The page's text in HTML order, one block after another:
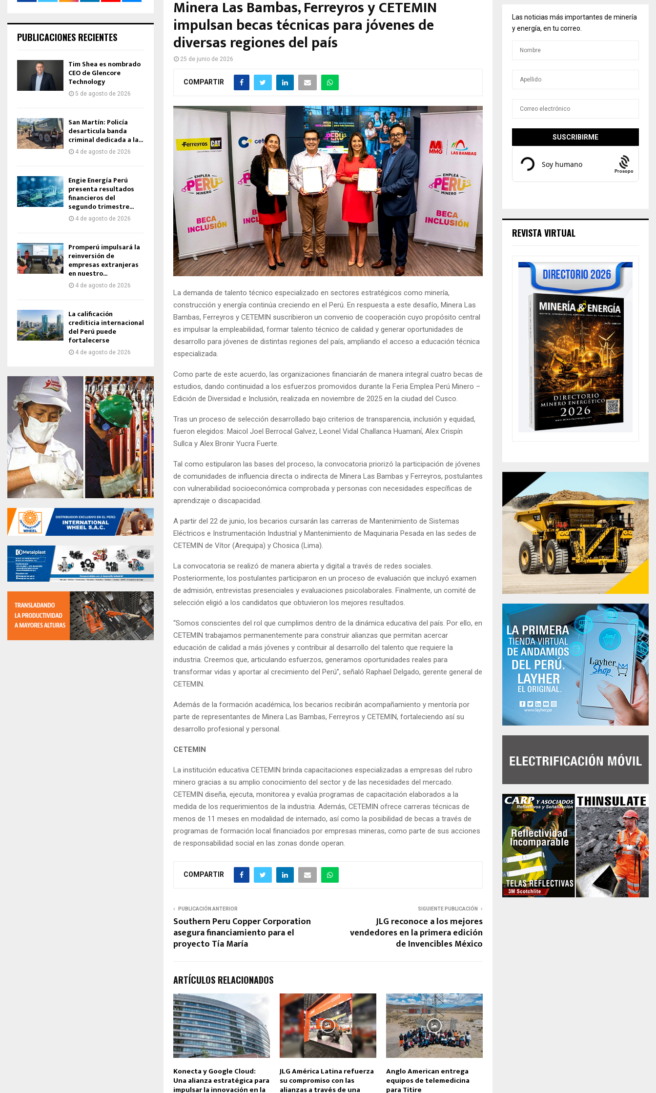
Minera Las Bambas, Ferreyros y CETEMIN
impulsan becas técnicas para jóvenes de
diversas regiones del país
25 de junio de 2026
COMPARTIR
La demanda de talento técnico especializado en sectores estratégicos como minería,
construcción y energía continúa creciendo en el Perú. En respuesta a este desafío, Minera Las
Bambas, Ferreyros y CETEMIN suscribieron un convenio de cooperación cuyo propósito central
es impulsar la empleabilidad, formar talento técnico de calidad y generar oportunidades de
desarrollo para jóvenes de distintas regiones del país, ampliando el acceso a educación técnica
especializada.
Como parte de este acuerdo, las organizaciones financiarán de manera integral cuatro becas de
estudios, dando continuidad a los esfuerzos promovidos durante la Feria Emplea Perú Minero –
Edición de Diversidad e Inclusión, realizada en noviembre de 2025 en la ciudad del Cusco.
Tras un proceso de selección desarrollado bajo criterios de transparencia, inclusión y equidad,
fueron elegidos: Maicol Joel Berrocal Galvez, Leonel Vidal Challanca Huamaní, Alex Crispín
Sullca y Alex Bronir Yucra Fuerte.
Tal como estipularon las bases del proceso, la convocatoria priorizó la participación de jóvenes
de comunidades de influencia directa o indirecta de Minera Las Bambas y Ferreyros, postulantes
con vulnerabilidad socioeconómica comprobada y personas con necesidades específicas de
aprendizaje o discapacidad.
A partir del 22 de junio, los becarios cursarán las carreras de Mantenimiento de Sistemas
Eléctricos e Instrumentación Industrial y Mantenimiento de Maquinaria Pesada en las sedes de
CETEMIN de Vítor (Arequipa) y Chosica (Lima).
La convocatoria se realizó de manera abierta y digital a través de redes sociales.
Posteriormente, los postulantes participaron en un proceso de evaluación que incluyó examen
de admisión, entrevistas presenciales y evaluaciones psicolaborales. Finalmente, un comité de
selección eligió a los candidatos que obtuvieron los mejores resultados.
“Somos conscientes del rol que cumplimos dentro de la dinámica educativa del país. Por ello, en
CETEMIN trabajamos permanentemente para construir alianzas que permitan acercar
educación de calidad a más jóvenes y contribuir al desarrollo del talento que requiere la
industria. Creemos que, articulando esfuerzos, generamos oportunidades reales para
transformar vidas y aportar al crecimiento del Perú”, señaló Raphael Delgado, gerente general de
CETEMIN.
Además de la formación académica, los becarios recibirán acompañamiento y mentoría por
parte de representantes de Minera Las Bambas, Ferreyros y CETEMIN, fortaleciendo así su
desarrollo profesional y personal.
CETEMIN
La institución educativa CETEMIN brinda capacitaciones especializadas a empresas del rubro
minero gracias a su amplio conocimiento del sector y de las necesidades del mercado.
CETEMIN diseña, ejecuta, monitorea y evalúa programas de capacitación elaborados a la
medida de los requerimientos de la industria. Además, CETEMIN ofrece carreras técnicas de
menos de 11 meses en modalidad de internado, así como la posibilidad de becas a través de
programas de formación local financiados por empresas mineras, como parte de sus acciones
de responsabilidad social en las zonas donde operan.
COMPARTIR
PUBLICACIÓN ANTERIOR
Southern Peru Copper Corporation
asegura financiamiento para el
proyecto Tía María
SIGUIENTE PUBLICACIÓN
JLG reconoce a los mejores
vendedores en la primera edición
de Invencibles México
ARTÍCULOS RELACIONADOS
Konecta y Google Cloud:
Una alianza estratégica para
impulsar la innovación en la
JLG América Latina refuerza
su compromiso con las
alianzas a través de una
Anglo American entrega
equipos de telemedicina
para Titire
PUBLICACIONES RECIENTES
Tim Shea es nombrado
CEO de Glencore
Technology
5 de agosto de 2026
San Martín: Policía
desarticula banda
criminal dedicada a la...
4 de agosto de 2026
Engie Energía Perú
presenta resultados
financieros del
segundo trimestre...
4 de agosto de 2026
Promperú impulsará la
reinversión de
empresas extranjeras
en nuestro...
4 de agosto de 2026
La calificación
crediticia internacional
del Perú puede
fortalecerse
4 de agosto de 2026
Las noticias más importantes de minería
y energía, en tu correo.
Prosopo
REVISTA VIRTUAL